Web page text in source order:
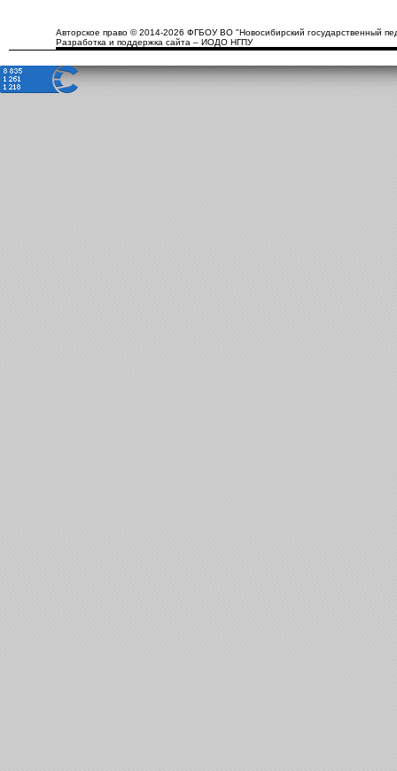
Авторское право © 2014-2026 ФГБОУ ВО "Новосибирский государственный
Разработка и поддержка сайта – ИОДО НГПУ